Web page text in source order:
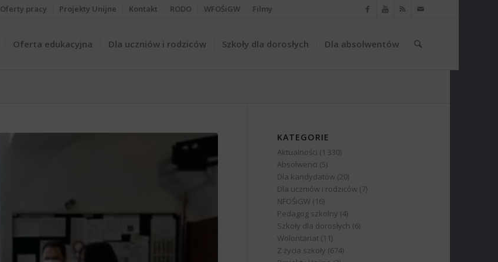
Oferty pracy Projekty Unijne Kontakt RODO WFOŚiGW Filmy
Oferta edukacyjna Dla uczniów i rodziców Szkoły dla dorosłych Dla absolwentów
KATEGORIE
Aktualności (1 330)
Absolwenci (5)
Dla kandydatów (20)
Dla uczniów i rodziców (7)
NFOŚiGW (16)
Pedagog szkolny (4)
Szkoły dla dorosłych (6)
Wolontariat (11)
Z życia szkoły (674)